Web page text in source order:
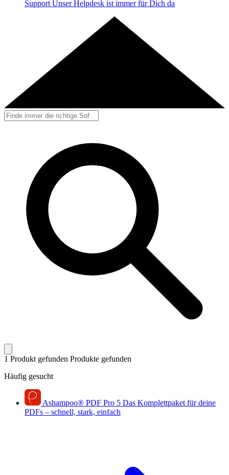
Support Unser Helpdesk ist immer für Dich da
1 Produkt gefunden Produkte gefunden
Häufig gesucht
Ashampoo® PDF Pro 5 Das Komplettpaket für deine
PDFs – schnell, stark, einfach